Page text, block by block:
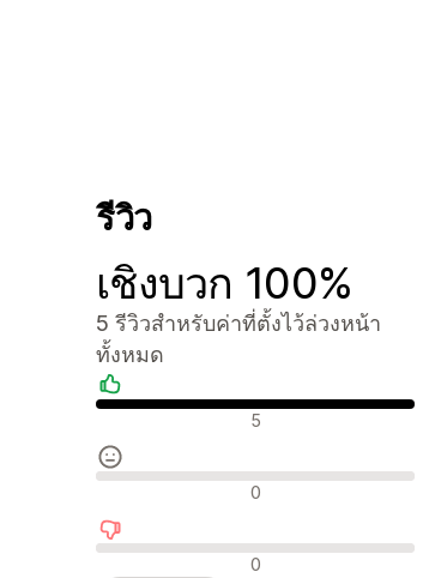
รีวิว
เชิงบวก 100%
5 รีวิวสำหรับค่าที่ตั้งไว้ล่วงหน้า
ทั้งหมด
รีวิวเชิงบวก 5
รีวิวที่เป็นกลาง 0
รีวิวเชิงลบ 0